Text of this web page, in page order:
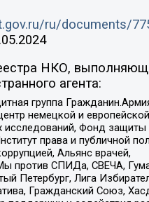
ru/documents/
НКО,
агента:
группа
немецкой и
исследований, Фонд защиты
права и публичной
Альянс врачей,
против СПИДа, СВЕЧА,
Петербург, Лига
Гражданский Союз,